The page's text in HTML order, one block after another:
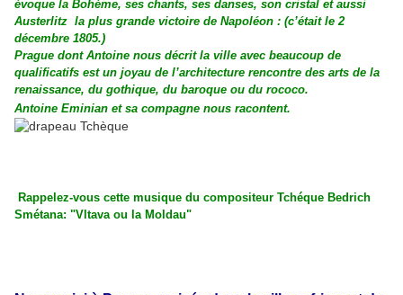
évoque la Bohéme, ses chants, ses danses, son cristal et aussi
Austerlitz la plus grande victoire de Napoléon : (c’était le 2
décembre 1805.)
Prague dont Antoine nous décrit la ville avec beaucoup de
qualificatifs est un joyau de l’architecture rencontre des arts de la
renaissance, du gothique, du baroque ou du rococo.
Antoine Eminian et sa compagne nous racontent.
Rappelez-vous cette musique du compositeur Tchéque Bedrich
Smétana: "Vltava ou la Moldau"